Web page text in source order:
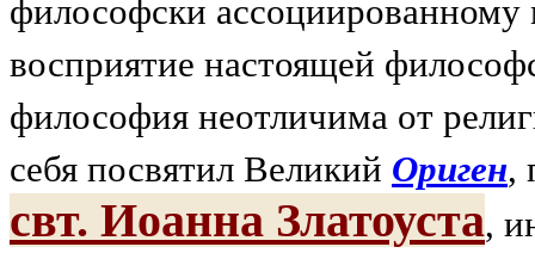
философски
восприятие настоящей
философия неотличима от
себя посвятил Великий Ориген,
свт. Иоанна Златоуста,